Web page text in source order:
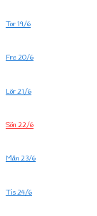
Tor 19/6
Fre 20/6
Lör 21/6
Sön 22/6
Mån 23/6
Tis 24/6